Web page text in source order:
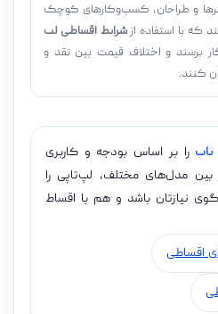
و طراحان، کسب‌وکارهای کوچک
که با استفاده ازشرایط اقساطی لپ
کار برسند و اختلاف قیمت بین نقد و
کنند.
را بر اساس بودجه و کاربری
بین مدل‌های مختلف، لپ‌تاپی را
نیازتان باشد و هم با اقساط
اقساطی